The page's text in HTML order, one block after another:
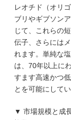
レオチド（オリ
ブリやギブソン
じて、これらの
伝子、さらには
れます。単純な
は、70年以上に
すます高速かつ
とを可能にしてい
▼ 市場規模と成